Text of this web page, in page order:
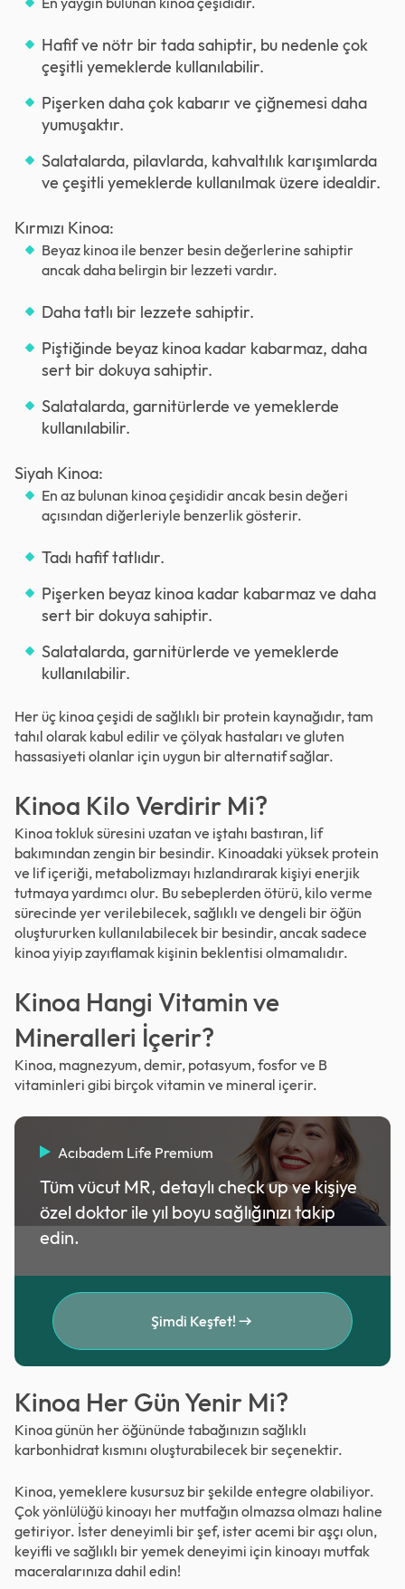
Hafif ve nötr bir tada sahiptir, bu nedenle çok
çeşitli yemeklerde kullanılabilir.
Pişerken daha çok kabarır ve çiğnemesi daha
yumuşaktır.
Salatalarda, pilavlarda, kahvaltılık karışımlarda
ve çeşitli yemeklerde kullanılmak üzere idealdir.
Kırmızı Kinoa:
Beyaz kinoa ile benzer besin değerlerine sahiptir
ancak daha belirgin bir lezzeti vardır.
Daha tatlı bir lezzete sahiptir.
Piştiğinde beyaz kinoa kadar kabarmaz, daha
sert bir dokuya sahiptir.
Salatalarda, garnitürlerde ve yemeklerde
kullanılabilir.
Siyah Kinoa:
En az bulunan kinoa çeşididir ancak besin değeri
açısından diğerleriyle benzerlik gösterir.
Tadı hafif tatlıdır.
Pişerken beyaz kinoa kadar kabarmaz ve daha
sert bir dokuya sahiptir.
Salatalarda, garnitürlerde ve yemeklerde
kullanılabilir.
Her üç kinoa çeşidi de sağlıklı bir protein kaynağıdır, tam
tahıl olarak kabul edilir ve çölyak hastaları ve gluten
hassasiyeti olanlar için uygun bir alternatif sağlar.
Kinoa Kilo Verdirir Mi?
Kinoa tokluk süresini uzatan ve iştahı bastıran, lif
bakımından zengin bir besindir. Kinoadaki yüksek protein
ve lif içeriği, metabolizmayı hızlandırarak kişiyi enerjik
tutmaya yardımcı olur. Bu sebeplerden ötürü, kilo verme
sürecinde yer verilebilecek, sağlıklı ve dengeli bir öğün
oluştururken kullanılabilecek bir besindir, ancak sadece
kinoa yiyip zayıflamak kişinin beklentisi olmamalıdır.
Kinoa Hangi Vitamin ve
Mineralleri İçerir?
Kinoa, magnezyum, demir, potasyum, fosfor ve B
vitaminleri gibi birçok vitamin ve mineral içerir.
Acıbadem Life Premium
Tüm vücut MR, detaylı check up ve kişiye
özel doktor ile yıl boyu sağlığınızı takip
edin.
Şimdi Keşfet!
Kinoa Her Gün Yenir Mi?
Kinoa günün her öğününde tabağınızın sağlıklı
karbonhidrat kısmını oluşturabilecek bir seçenektir.
Kinoa, yemeklere kusursuz bir şekilde entegre olabiliyor.
Çok yönlülüğü kinoayı her mutfağın olmazsa olmazı haline
getiriyor. İster deneyimli bir şef, ister acemi bir aşçı olun,
keyifli ve sağlıklı bir yemek deneyimi için kinoayı mutfak
maceralarınıza dahil edin!